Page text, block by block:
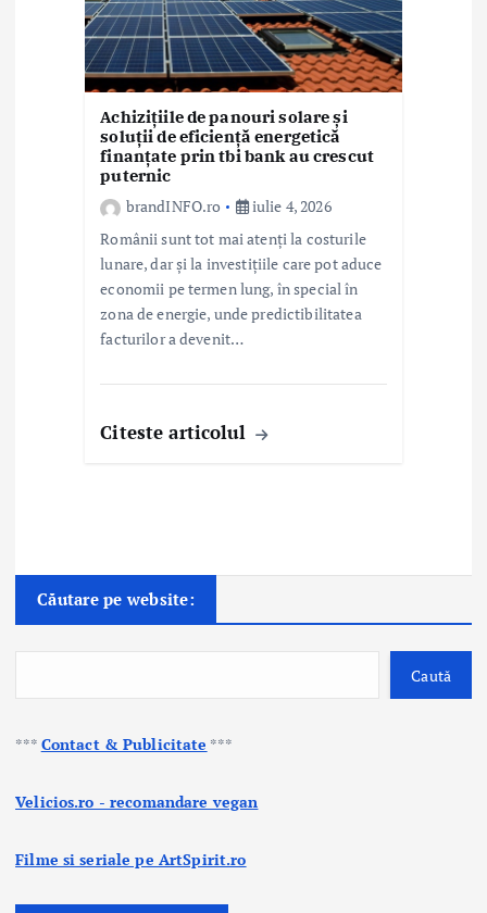
Achizițiile de panouri solare și
soluții de eficiență energetică
finanțate prin tbi bank au crescut
puternic
brandINFO.ro
iulie 4, 2026
Românii sunt tot mai atenți la costurile
lunare, dar și la investițiile care pot aduce
economii pe termen lung, în special în
zona de energie, unde predictibilitatea
facturilor a devenit…
Citeste articolul
Căutare pe website:
Caută
*** Contact & Publicitate ***
Velicios.ro - recomandare vegan
Filme si seriale pe ArtSpirit.ro